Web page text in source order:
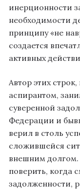
инерционности
необходимости
принципу «не
создается
активных
Автор этих
аспирантом,
суверенной
Федерации и
верил в столь
сложившейся
внешним
поверить, когда
задолженности,